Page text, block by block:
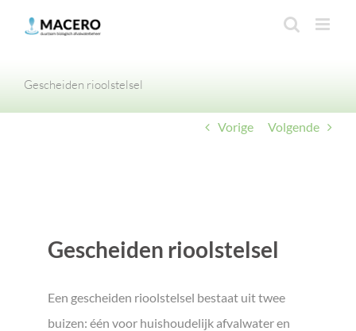
Gescheiden rioolstelsel
Vorige Volgende
Gescheiden rioolstelsel
Een gescheiden rioolstelsel bestaat uit twee
buizen: één voor huishoudelijk afvalwater en